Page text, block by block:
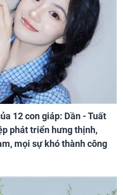
12 con giáp: Dần - Tuất
phát triển hưng thịnh,
mọi sự khó thành công